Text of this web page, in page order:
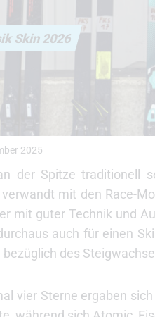
Skin 2026
2025
der Spitze traditionell
mit den Race-
mit guter Technik und
auch für einen
des
vier Sterne ergaben